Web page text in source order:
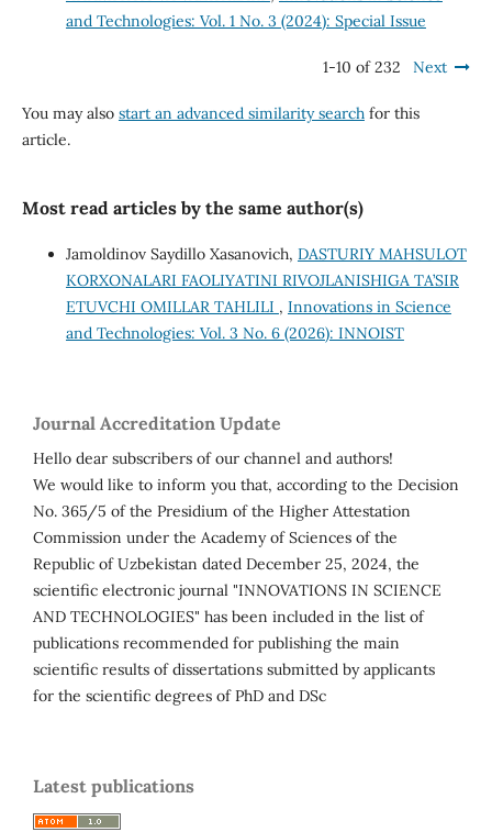
and Technologies: Vol. 1 No. 3 (2024): Special Issue
1-10 of 232 Next
You may also start an advanced similarity searchfor this
article.
Most read articles by the same author(s)
Jamoldinov Saydillo Xasanovich, DASTURIY MAHSULOT
KORXONALARI FAOLIYATINI RIVOJLANISHIGA TA’SIR
ETUVCHI OMILLAR TAHLILI , Innovations in Science
and Technologies: Vol. 3 No. 6 (2026): INNOIST
Journal Accreditation Update
Hello dear subscribers of our channel and authors!
We would like to inform you that, according to the Decision
No. 365/5 of the Presidium of the Higher Attestation
Commission under the Academy of Sciences of the
Republic of Uzbekistan dated December 25, 2024, the
scientific electronic journal "INNOVATIONS IN SCIENCE
AND TECHNOLOGIES" has been included in the list of
publications recommended for publishing the main
scientific results of dissertations submitted by applicants
for the scientific degrees of PhD and DSc
Latest publications